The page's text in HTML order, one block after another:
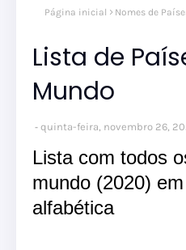
Página inicial Nomes de
Lista de
Mundo
quinta-feira, novembro 26,
Lista com todos
mundo (2020)
alfabética